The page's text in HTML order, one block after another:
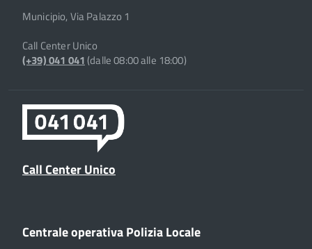
Municipio, Via Palazzo 1
Call Center Unico
(+39) 041 041(dalle 08:00 alle 18:00)
Call Center Unico
Centrale operativa Polizia Locale